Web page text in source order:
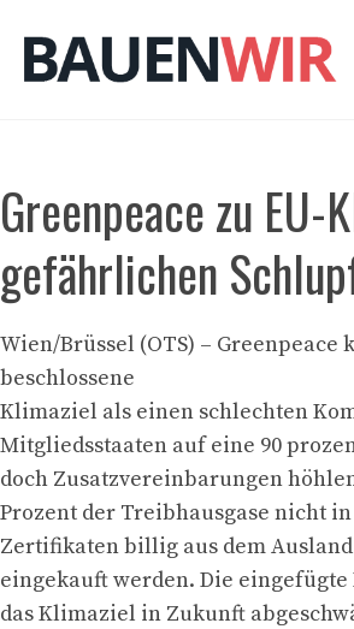
Inhalt
springen
Greenpeace zu
gefährlichen
Wien/Brüssel (OTS) –
beschlossene
Klimaziel als einen schlechten
Mitgliedsstaaten auf eine 90
doch Zusatzvereinbarungen
Prozent der Treibhausgase nicht
Zertifikaten billig aus dem
eingekauft werden. Die
das Klimaziel in Zukunft